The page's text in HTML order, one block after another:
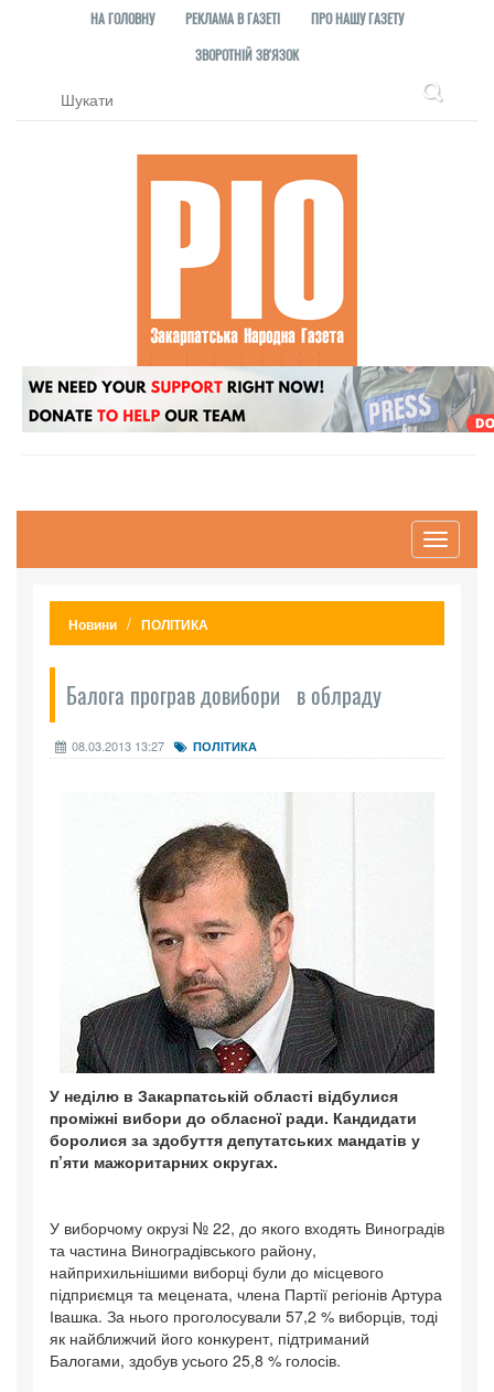
НА ГОЛОВНУ РЕКЛАМА В ГАЗЕТІ
ПРО НАШУ ГАЗЕТУ
ЗВОРОТНІЙ ЗВ'ЯЗОК
Toggle
Новини ПОЛІТИКА
Балога програв довибори в облраду
08.03.2013 13:27 ПОЛІТИКА
У неділю в Закарпатській області відбулися
проміжні вибори до обласної ради. Кандидати
боролися за здобуття депутатських мандатів у
п’яти мажоритарних округах.
У виборчому окрузі № 22, до якого входять Виноградів
та частина Виноградівського району,
найприхильнішими виборці були до місцевого
підприємця та мецената, члена Партії регіонів Артура
Івашка. За нього проголосували 57,2 % виборців, тоді
як найближчий його конкурент, підтриманий
Балогами, здобув усього 25,8 % голосів.